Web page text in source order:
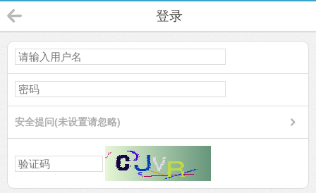
登录
安全提问(未设置请忽略)